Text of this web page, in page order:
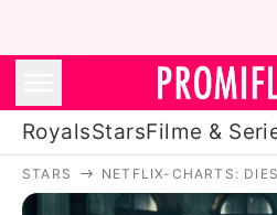
RoyalsStarsFilme &
Royals
STARS NETFLIX-CHARTS: